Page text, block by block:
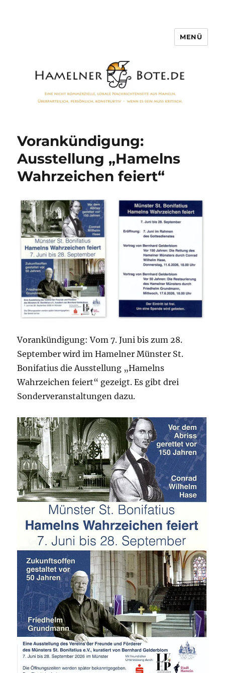
MENÜ
Vorankündigung:
Ausstellung „Hamelns
Wahrzeichen feiert“
Vorankündigung: Vom 7. Juni bis zum 28.
September wird im Hamelner Münster St.
Bonifatius die Ausstellung „Hamelns
Wahrzeichen feiert“ gezeigt. Es gibt drei
Sonderveranstaltungen dazu.